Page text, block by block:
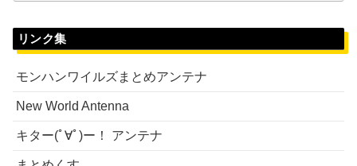
リンク集
モンハンワイルズまとめアンテナ
New World Antenna
キター(ﾟ∀ﾟ)ー！ アンテナ